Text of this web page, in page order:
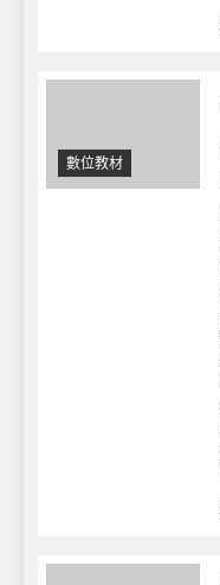
數位教材